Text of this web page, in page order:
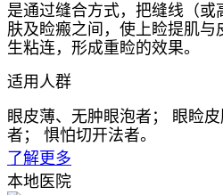
是通过缝合方式，把缝线（或
肤及睑瘢之间，使上睑提肌与
生粘连，形成重睑的效果。
适用人群
眼皮薄、无肿眼泡者； 眼睑
者； 惧怕切开法者。
了解更多
本地医院